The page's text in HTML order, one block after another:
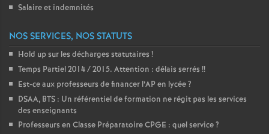
Salaire et indemnités
NOS SERVICES, NOS STATUTS
Hold up sur les décharges statutaires !
Temps Partiel 2014 / 2015. Attention : délais serrés !!
Est-ce aux professeurs de financer l’AP en lycée?
DSAA, BTS : Un référentiel de formation ne régit pas les services
des enseignants
Professeurs en Classe Préparatoire CPGE : quel service?